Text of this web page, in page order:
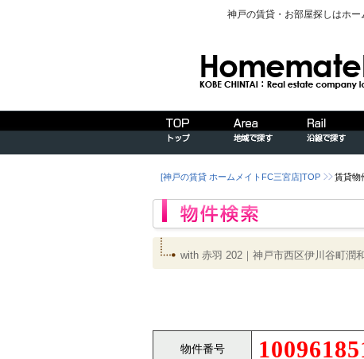
神戸の賃貸・お部屋探しはホ
[神戸の賃貸 ホームメイトFC三宮店]TOP 賃貸物
with 赤羽 202｜神戸市西区伊川谷町潤
物件番号